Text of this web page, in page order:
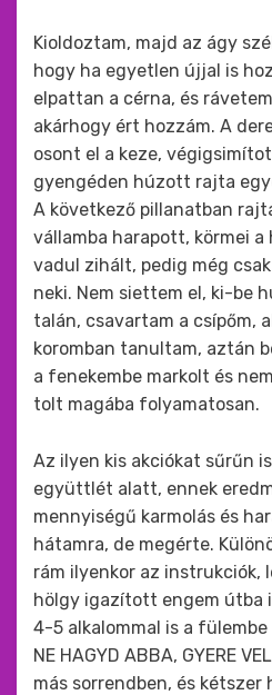
Kioldoztam, majd az ágy
hogy ha egyetlen újjal is
elpattan a cérna, és
akárhogy ért hozzám. A
osont el a keze,
gyengéden húzott rajta
A következő pillanatban
vállamba harapott, körmei
vadul zihált, pedig még
neki. Nem siettem el, ki-be
talán, csavartam a csípőm,
koromban tanultam, aztán
a fenekembe markolt és
tolt magába folyamatosan.
Az ilyen kis akciókat sűrűn
együttlét alatt, ennek
mennyiségű karmolás és
hátamra, de megérte.
rám ilyenkor az instrukciók,
hölgy igazított engem útba
4-5 alkalommal is a fülembe
NE HAGYD ABBA, GYERE
más sorrendben, és